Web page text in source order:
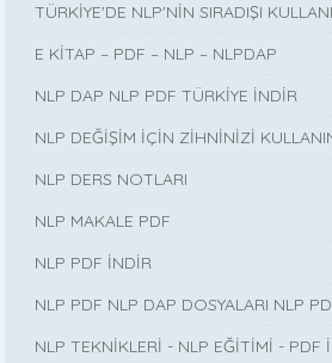
TÜRKİYE'DE NLP'NİN SIRADIŞI
E KİTAP – PDF – NLP – NLPDAP
NLP DAP NLP PDF TÜRKİYE İNDİR
NLP DEĞİŞİM İÇİN ZİHNİNİZİ
NLP DERS NOTLARI
NLP MAKALE PDF
NLP PDF İNDİR
NLP PDF NLP DAP DOSYALARI NLP
NLP TEKNİKLERİ - NLP EĞİTİMİ - PDF